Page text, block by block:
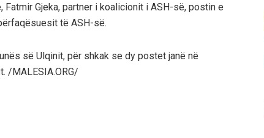
Gjeka, partner i koalicionit i ASH-së, postin e
të ASH-së.
së Ulqinit, për shkak se dy postet janë në
/MALESIA.ORG/